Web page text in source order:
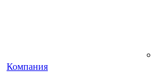
Компания